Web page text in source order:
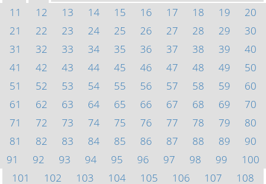
11
12 13 14 15 16 17 18 19
20
21
22 23 24 25 26 27 28 29
30
31
32 33 34 35 36 37 38 39
40
41
42 43 44 45 46 47 48 49
50
51
52 53 54 55 56 57 58 59
60
61
62 63 64 65 66 67 68 69
70
71
72 73 74 75 76 77 78 79
80
81
82 83 84 85 86 87 88 89
90
91
92 93 94 95 96 97 98 99
100
101
102 103 104 105 106 107
108